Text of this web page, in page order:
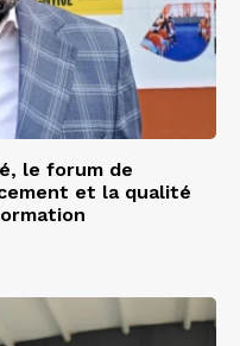
le forum de
et la qualité